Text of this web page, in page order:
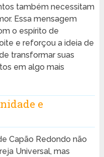
também necessitam
Essa mensagem
o espírito de
e reforçou a ideia de
transformar suas
em algo mais
e
Capão Redondo não
Universal, mas